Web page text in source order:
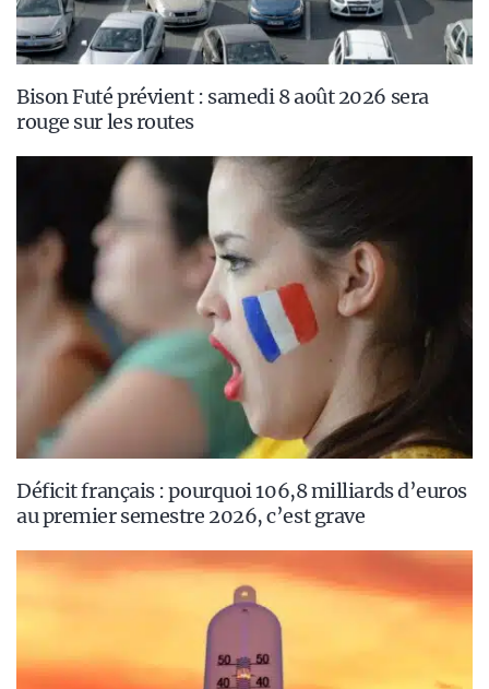
Bison Futé prévient : samedi 8 août 2026 sera
rouge sur les routes
Déficit français : pourquoi 106,8 milliards d’euros
au premier semestre 2026, c’est grave